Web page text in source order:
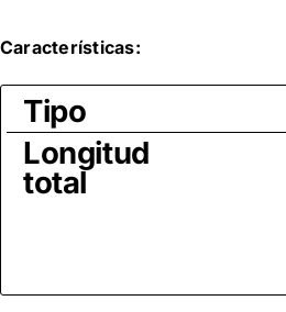
Características:
Tipo
Longitud
total